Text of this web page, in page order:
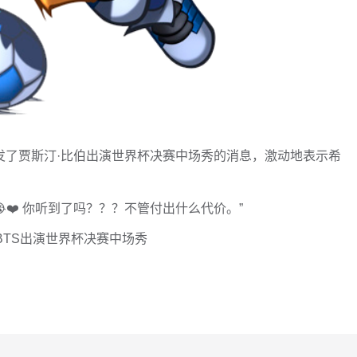
贾斯汀·比伯出演世界杯决赛中场秀的消息，激动地表示希
你听到了吗？？？不管付出什么代价。”
出演世界杯决赛中场秀